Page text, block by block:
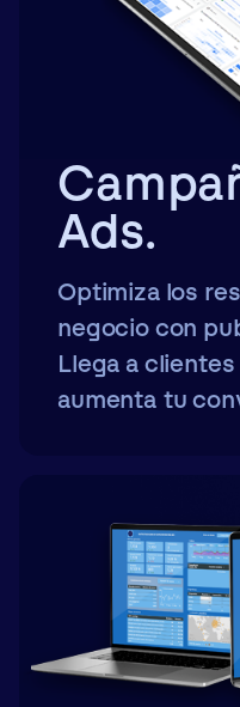
Ads.
Optimiza los
negocio con
Llega a
aumenta tu